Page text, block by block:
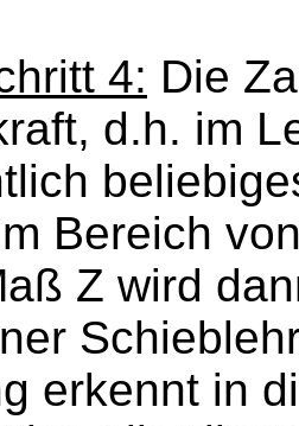
4: Die
d.h. im
Bereich
Z wird
erkennt in